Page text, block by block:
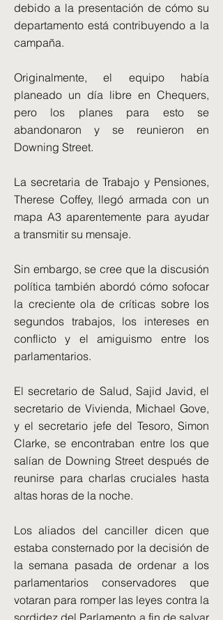
debido a la presentación de cómo su
departamento está contribuyendo a la
campaña.
Originalmente, el equipo había
planeado un día libre en Chequers,
pero los planes para esto se
abandonaron y se reunieron en
Downing Street.
La secretaria de Trabajo y Pensiones,
Therese Coffey, llegó armada con un
mapa A3 aparentemente para ayudar
a transmitir su mensaje.
Sin embargo, se cree que la discusión
política también abordó cómo sofocar
la creciente ola de críticas sobre los
segundos trabajos, los intereses en
conflicto y el amiguismo entre los
parlamentarios.
El secretario de Salud, Sajid Javid, el
secretario de Vivienda, Michael Gove,
y el secretario jefe del Tesoro, Simon
Clarke, se encontraban entre los que
salían de Downing Street después de
reunirse para charlas cruciales hasta
altas horas de la noche.
Los aliados del canciller dicen que
estaba consternado por la decisión de
la semana pasada de ordenar a los
parlamentarios conservadores que
votaran para romper las leyes contra la
sordidez del Parlamento a fin de salvar